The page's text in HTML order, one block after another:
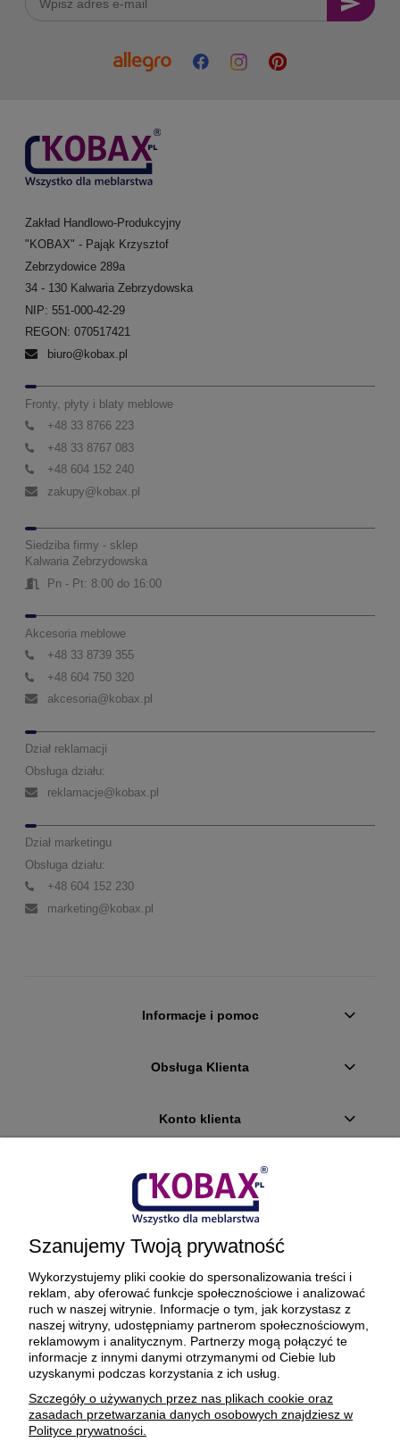
Zakład Handlowo-Produkcyjny
"KOBAX" - Pająk Krzysztof
Zebrzydowice 289a
34 - 130 Kalwaria Zebrzydowska
NIP: 551-000-42-29
REGON: 070517421
biuro@kobax.pl
Fronty, płyty i blaty meblowe
+48 33 8766 223
+48 33 8767 083
+48 604 152 240
zakupy@kobax.pl
Siedziba firmy - sklep
Kalwaria Zebrzydowska
Pn - Pt: 8:00 do 16:00
Akcesoria meblowe
+48 33 8739 355
+48 604 750 320
akcesoria@kobax.pl
Dział reklamacji
Obsługa działu:
reklamacje@kobax.pl
Dział marketingu
Obsługa działu:
+48 604 152 230
marketing@kobax.pl
Informacje i pomoc
Obsługa Klienta
Konto klienta
Płatności i dostawa
Ciekawostki
O firmie
BEZPIECZNE PŁATNOŚCI ORAZ DOSTAWA
Szanujemy Twoją prywatność
Wykorzystujemy pliki cookie do spersonalizowania treści i
reklam, aby oferować funkcje społecznościowe i analizować
ruch w naszej witrynie. Informacje o tym, jak korzystasz z
naszej witryny, udostępniamy partnerom społecznościowym,
reklamowym i analitycznym. Partnerzy mogą połączyć te
informacje z innymi danymi otrzymanymi od Ciebie lub
uzyskanymi podczas korzystania z ich usług.
Szczegóły o używanych przez nas plikach cookie oraz
zasadach przetwarzania danych osobowych znajdziesz w
Polityce prywatności.